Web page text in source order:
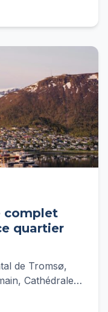
complet
quartier
de Tromsø,
Cathédrale